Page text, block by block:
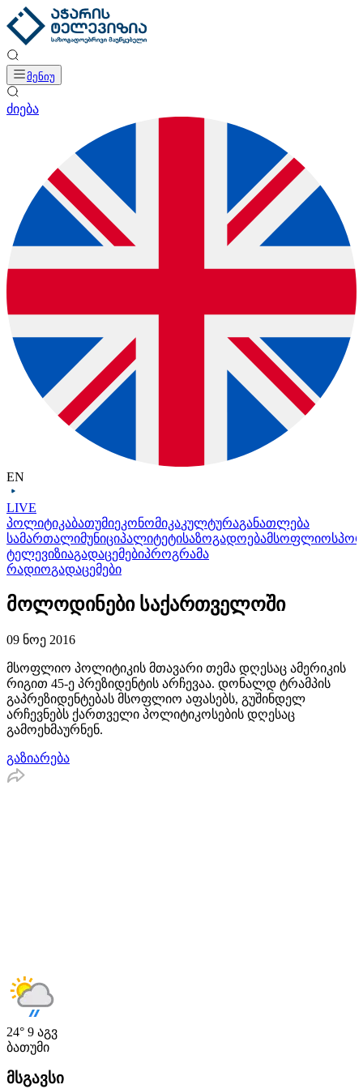
მენიუ
ძიება
EN
LIVE
პოლიტიკაბათუმიეკონომიკაკულტურაგანათლება
სამართალიმუნიციპალიტეტისაზოგადოებამსოფლიო
ტელევიზიაგადაცემებიპროგრამა
რადიოგადაცემები
მოლოდინები საქართველოში
09 ნოე 2016
მსოფლიო პოლიტიკის მთავარი თემა დღესაც ამერიკის
რიგით 45-ე პრეზიდენტის არჩევაა. დონალდ ტრამპის
გაპრეზიდენტებას მსოფლიო აფასებს, გუშინდელ
არჩევნებს ქართველი პოლიტიკოსების დღესაც
გამოეხმაურნენ.
გაზიარება
24° 9 აგვ
ბათუმი
მსგავსი